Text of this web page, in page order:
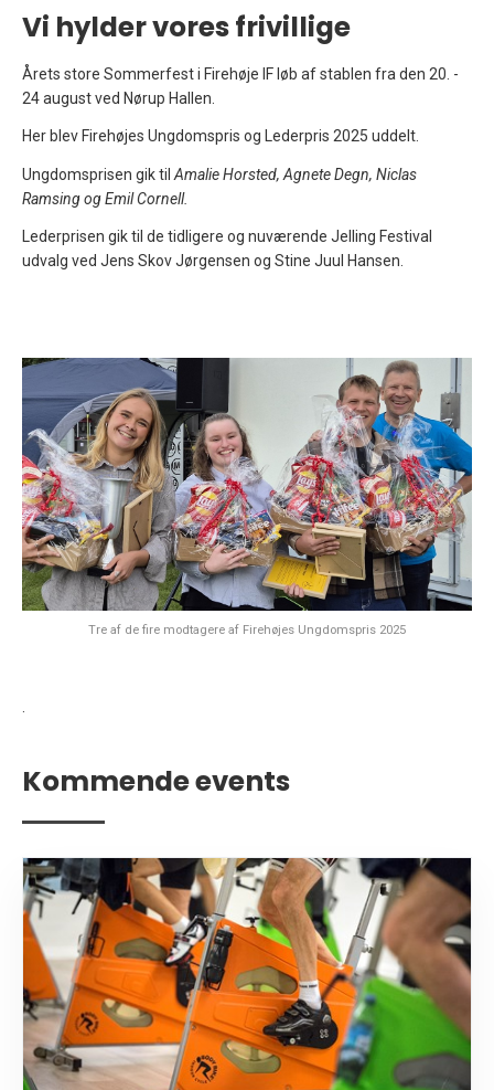
Vi hylder vores frivillige
Årets store Sommerfest i Firehøje IF løb af stablen fra den 20. -
24 august ved Nørup Hallen.
Her blev Firehøjes Ungdomspris og Lederpris 2025 uddelt.
Ungdomsprisen gik til Amalie Horsted, Agnete Degn, Niclas
Ramsing og Emil Cornell.
Lederprisen gik til de tidligere og nuværende Jelling Festival
udvalg ved Jens Skov Jørgensen og Stine Juul Hansen.
Tre af de fire modtagere af Firehøjes Ungdomspris 2025
Kommende events